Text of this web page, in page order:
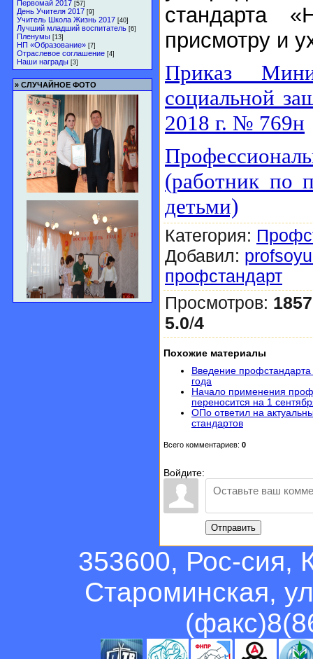
Первомай 2017 [57]
День Учителя 2017 [9]
Учитель Школа Жизнь 2017 [40]
Лучший младший воспитатель [6]
Пленумы [13]
НП «Образование» [7]
Отраслевое соглашение [4]
Наши награды [3]
» СЛУЧАЙНОЕ ФОТО
стандарта
присмотру и
Приказ
социальной
2018 г. № 769н
(работник по
детьми)
Категория:
Добавил:
профстандарт
Просмотров: 1857
5.0/4
Похожие материалы
Введение
года
Начало применения
переносится на 1
ОПо ответил на
стандартов
Всего комментариев: 0
Войдите:
Отправить
353600, Рос-сия,
Староминская,